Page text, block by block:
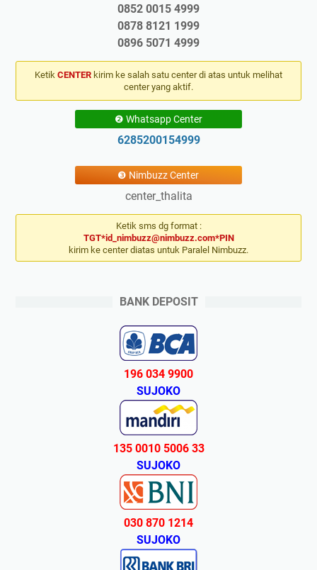
0852 0015 4999
0878 8121 1999
0896 5071 4999
Ketik CENTER kirim ke salah satu center di atas untuk melihat
center yang aktif.
❷ Whatsapp Center
6285200154999
❸ Nimbuzz Center
center_thalita
Ketik sms dg format :
TGT*id_nimbuzz@nimbuzz.com*PIN
kirim ke center diatas untuk Paralel Nimbuzz.
BANK DEPOSIT
196 034 9900
SUJOKO
135 0010 5006 33
SUJOKO
030 870 1214
SUJOKO